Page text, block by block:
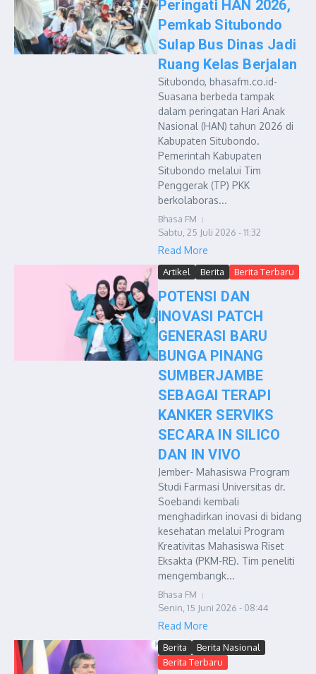
Peringati HAN 2026,
Pemkab Situbondo
Sulap Bus Dinas Jadi
Ruang Kelas Berjalan
Situbondo, bhasafm.co.id-
Suasana berbeda tampak
dalam peringatan Hari Anak
Nasional (HAN) tahun 2026 di
Kabupaten Situbondo.
Pemerintah Kabupaten
Situbondo melalui Tim
Penggerak (TP) PKK
berkolaboras...
Bhasa FM
Sabtu, 25 Juli 2026 - 11:32
Read More
Artikel Berita Berita Terbaru
POTENSI DAN
INOVASI PATCH
GENERASI BARU
BUNGA PINANG
SUMBERJAMBE
SEBAGAI TERAPI
KANKER SERVIKS
SECARA IN SILICO
DAN IN VIVO
Jember- Mahasiswa Program
Studi Farmasi Universitas dr.
Soebandi kembali
menghadirkan inovasi di bidang
kesehatan melalui Program
Kreativitas Mahasiswa Riset
Eksakta (PKM-RE). Tim peneliti
mengembangk...
Bhasa FM
Senin, 15 Juni 2026 - 08:44
Read More
Berita
Berita Nasional
Berita Terbaru